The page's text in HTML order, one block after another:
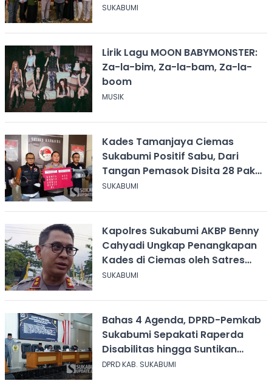
SUKABUMI
Lirik Lagu MOON BABYMONSTER:
Za-la-bim, Za-la-bam, Za-la-
boom
MUSIK
Kades Tamanjaya Ciemas
Sukabumi Positif Sabu, Dari
Tangan Pemasok Disita 28 Paket
Narkoba
SUKABUMI
Kapolres Sukabumi AKBP Benny
Cahyadi Ungkap Penangkapan
Kades di Ciemas oleh Satres
Narkoba
SUKABUMI
Bahas 4 Agenda, DPRD-Pemkab
Sukabumi Sepakati Raperda
Disabilitas hingga Suntikan
Modal Perum Pesona Wisata
DPRD KAB. SUKABUMI